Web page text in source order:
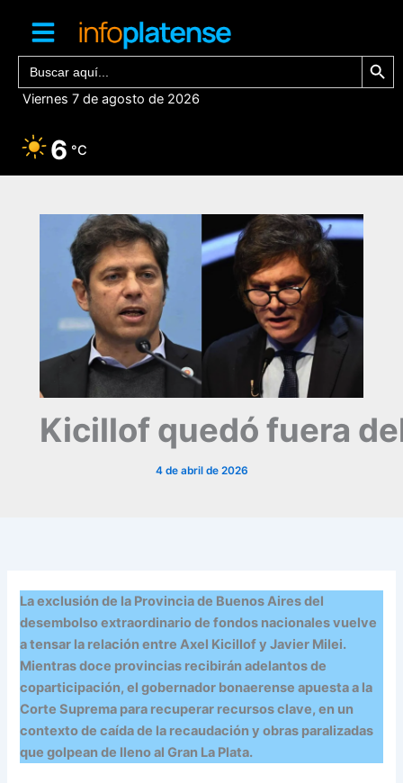
contenido
Buscar: Botón de
Viernes 7 de agosto de 2026
6 °C
Kicillof quedó fuera
4 de abril de 2026
La exclusión de la Provincia de Buenos Aires del
desembolso extraordinario de fondos nacionales vuelve
a tensar la relación entre Axel Kicillof y Javier Milei.
Mientras doce provincias recibirán adelantos de
coparticipación, el gobernador bonaerense apuesta a la
Corte Suprema para recuperar recursos clave, en un
contexto de caída de la recaudación y obras paralizadas
que golpean de lleno al Gran La Plata.